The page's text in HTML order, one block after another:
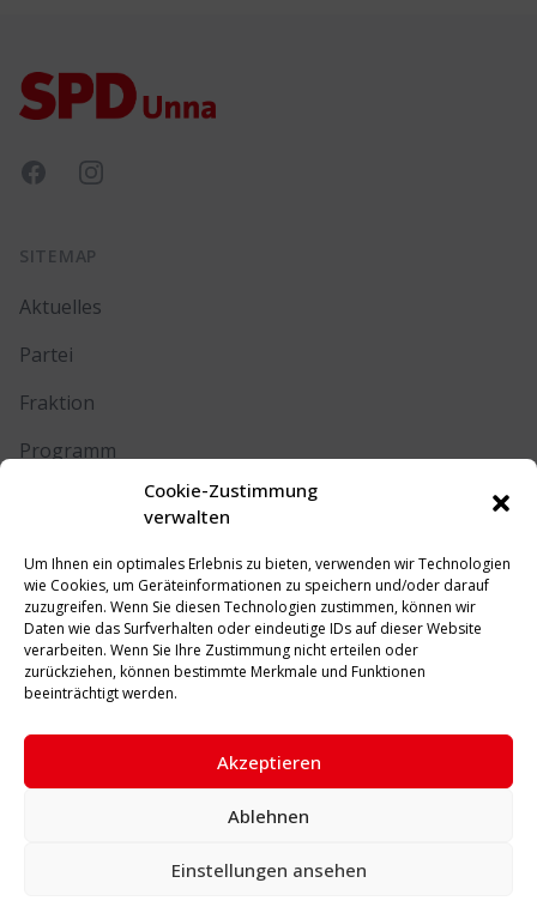
Cookie-Zustimmung
verwalten
Um Ihnen ein optimales Erlebnis zu bieten, verwenden wir Technologien
wie Cookies, um Geräteinformationen zu speichern und/oder darauf
zuzugreifen. Wenn Sie diesen Technologien zustimmen, können wir
Daten wie das Surfverhalten oder eindeutige IDs auf dieser Website
verarbeiten. Wenn Sie Ihre Zustimmung nicht erteilen oder
zurückziehen, können bestimmte Merkmale und Funktionen
beeinträchtigt werden.
Akzeptieren
Ablehnen
Einstellungen ansehen
FacebookInstagram
SITEMAP
Aktuelles
Partei
Fraktion
Programm
RECHTLICHES
Impressum
Datenschutz
Cookie-Richtlinie (EU)